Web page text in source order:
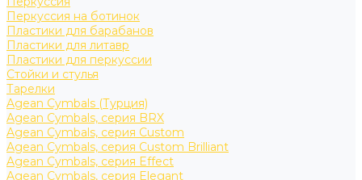
Перкуссия на ботинок
Пластики для барабанов
Пластики для литавр
Пластики для перкуссии
Стойки и стулья
Тарелки
Agean Cymbals (Турция)
Agean Cymbals, серия BRX
Agean Cymbals, серия Custom
Agean Cymbals, серия Custom Brilliant
Agean Cymbals, серия Effect
Agean Cymbals, серия Elegant